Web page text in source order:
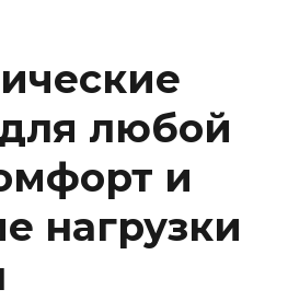
любой
и
нагрузки